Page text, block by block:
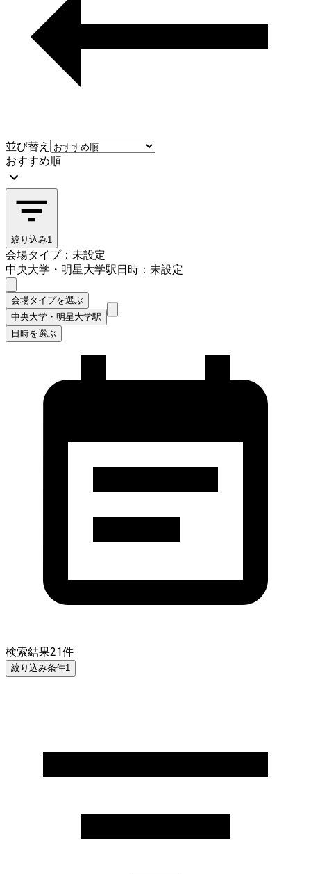
並び替え
おすすめ順
絞り込み1
会場タイプ：未設定
中央大学・明星大学駅日時：未設定
会場タイプを選ぶ
中央大学・明星大学駅
日時を選ぶ
検索結果21件
絞り込み条件1